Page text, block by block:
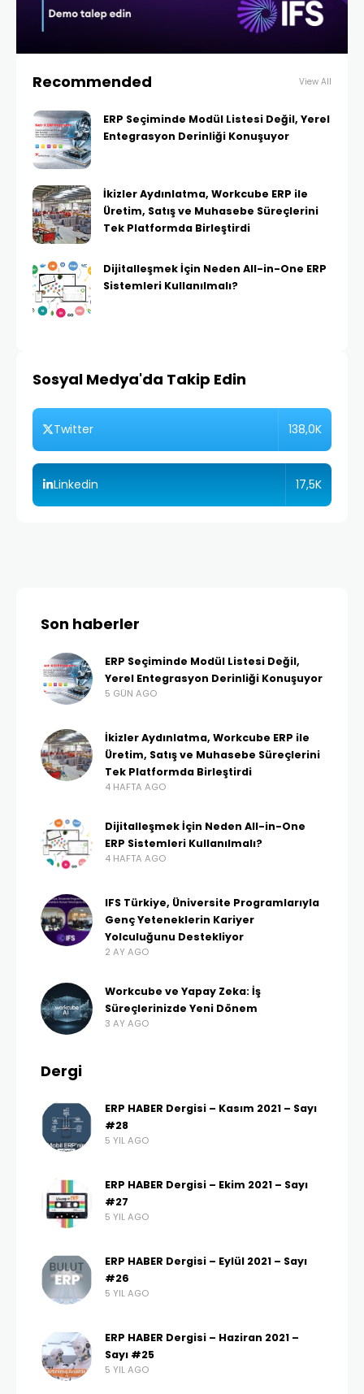
Recommended View All
ERP Seçiminde Modül Listesi Değil, Yerel
Entegrasyon Derinliği Konuşuyor
İkizler Aydınlatma, Workcube ERP ile
Üretim, Satış ve Muhasebe Süreçlerini
Tek Platformda Birleştirdi
Dijitalleşmek İçin Neden All-in-One ERP
Sistemleri Kullanılmalı?
Sosyal Medya'da Takip Edin
Twitter 138,0K
Linkedin 17,5K
Son haberler
ERP Seçiminde Modül Listesi Değil,
Yerel Entegrasyon Derinliği Konuşuyor
5 GÜN AGO
İkizler Aydınlatma, Workcube ERP ile
Üretim, Satış ve Muhasebe Süreçlerini
Tek Platformda Birleştirdi
4 HAFTA AGO
Dijitalleşmek İçin Neden All-in-One
ERP Sistemleri Kullanılmalı?
4 HAFTA AGO
IFS Türkiye, Üniversite Programlarıyla
Genç Yeteneklerin Kariyer
Yolculuğunu Destekliyor
2 AY AGO
Workcube ve Yapay Zeka: İş
Süreçlerinizde Yeni Dönem
3 AY AGO
Dergi
ERP HABER Dergisi – Kasım 2021 – Sayı
#28
5 YIL AGO
ERP HABER Dergisi – Ekim 2021 – Sayı
#27
5 YIL AGO
ERP HABER Dergisi – Eylül 2021 – Sayı
#26
5 YIL AGO
ERP HABER Dergisi – Haziran 2021 –
Sayı #25
5 YIL AGO